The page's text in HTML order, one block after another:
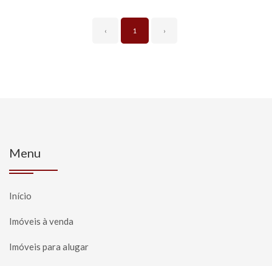
‹ 1 ›
Menu
Início
Imóveis à venda
Imóveis para alugar